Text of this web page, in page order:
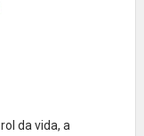
da vida, a